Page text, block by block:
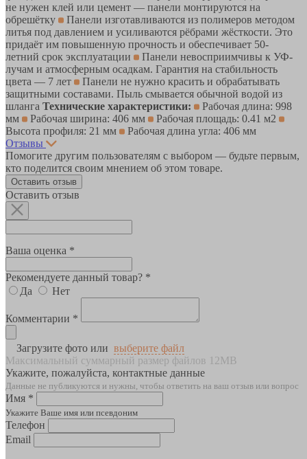
не нужен клей или цемент — панели монтируются на
обрешётку
Панели изготавливаются из полимеров методом
литья под давлением и усиливаются рёбрами жёсткости. Это
придаёт им повышенную прочность и обеспечивает 50-
летний срок эксплуатации
Панели невосприимчивы к УФ-
лучам и атмосферным осадкам. Гарантия на стабильность
цвета — 7 лет
Панели не нужно красить и обрабатывать
защитными составами. Пыль смывается обычной водой из
шланга Технические характеристики:
Рабочая длина: 998
мм
Рабочая ширина: 406 мм
Рабочая площадь: 0.41 м2
Высота профиля: 21 мм
Рабочая длина угла: 406 мм
Отзывы
Помогите другим пользователям с выбором — будьте первым,
кто поделится своим мнением об этом товаре.
Оставить отзыв
Оставить отзыв
Ваша оценка *
Рекомендуете данный товар? *
Да
Нет
Комментарии *
Загрузите фото или выберите файл
Максимальный суммарный размер файлов 12MB
Укажите, пожалуйста, контактные данные
Данные не публикуются и нужны, чтобы ответить на ваш отзыв или вопрос
Имя *
Укажите Ваше имя или псевдоним
Телефон
Email